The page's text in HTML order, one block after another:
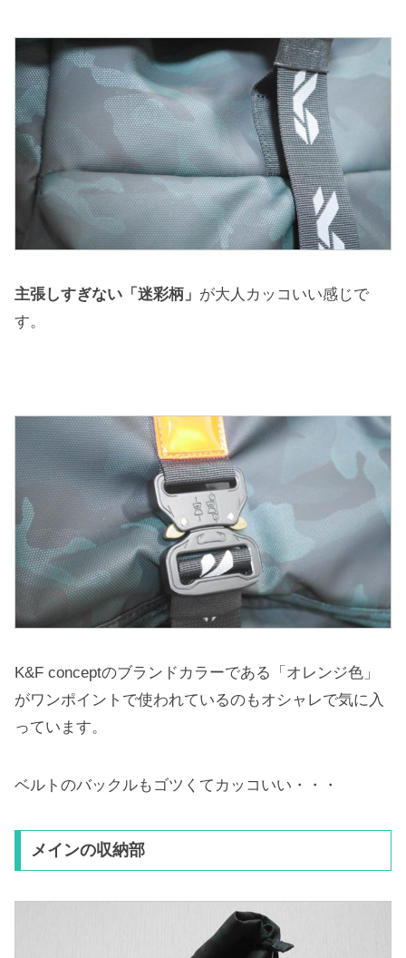
主張しすぎない「迷彩柄」 が大人カッコいい感じで
す。
K&F conceptのブランドカラーである「オレンジ色」
がワンポイントで使われているのもオシャレで気に入
っています。
ベルトのバックルもゴツくてカッコいい・・・
メインの収納部